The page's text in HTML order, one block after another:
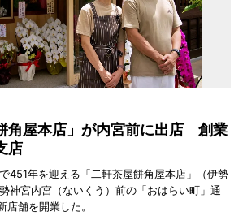
角屋本店」が内宮前に出店 創業
店
451年を迎える「二軒茶屋餅角屋本店」（伊勢
神宮内宮（ないくう）前の「おはらい町」通
店舗を開業した。